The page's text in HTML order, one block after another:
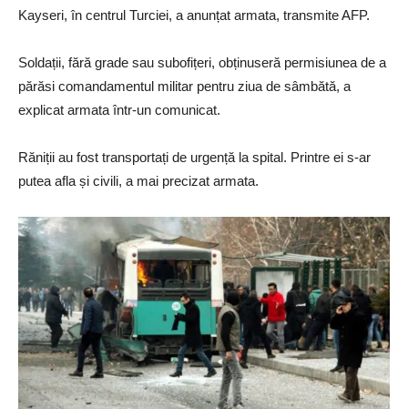
Kayseri, în centrul Turciei, a anunțat armata, transmite AFP.
Soldații, fără grade sau subofițeri, obținuseră permisiunea de a
părăsi comandamentul militar pentru ziua de sâmbătă, a
explicat armata într-un comunicat.
Răniții au fost transportați de urgență la spital. Printre ei s-ar
putea afla și civili, a mai precizat armata.